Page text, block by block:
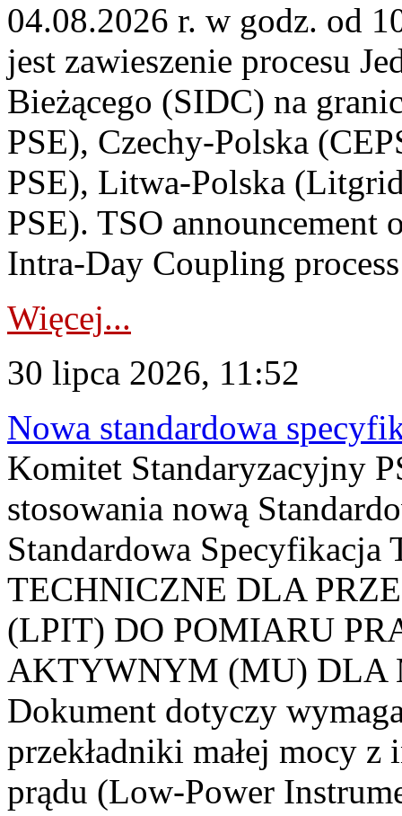
04.08.2026 r. w godz. od
jest zawieszenie procesu
Bieżącego (SIDC) na
PSE), Czechy-Polska
PSE), Litwa-Polska
PSE). TSO announcement
Intra-Day Coupling
Więcej...
30 lipca 2026, 11:52
Nowa standardowa
Komitet Standaryzacyjny
stosowania nową
Standardowa
TECHNICZNE DLA
(LPIT) DO POMIARU
AKTYWNYM (MU) DLA
Dokument dotyczy
przekładniki małej mocy
prądu (Low-Power